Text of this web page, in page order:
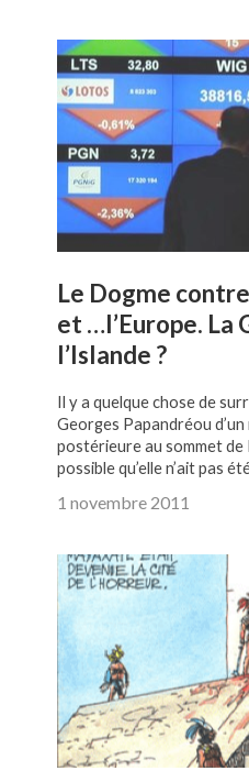
Le Dogme
et …l’Europe. La
l’Islande ?
Il y a quelque chose de
Georges Papandréou
postérieure au sommet de
possible qu’elle n’ait pas
1 novembre 2011